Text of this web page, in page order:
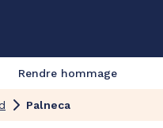
Rendre hommage
Palneca